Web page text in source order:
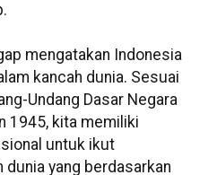
mengatakan Indonesia
kancah dunia. Sesuai
Undang Dasar Negara
1945, kita memiliki
untuk ikut
yang berdasarkan